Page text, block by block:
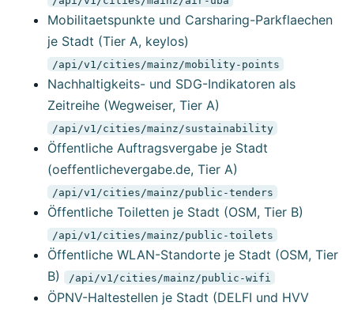
Mobilitaetspunkte und Carsharing-Parkflaechen
je Stadt (Tier A, keylos)
/api/v1/cities/mainz/mobility-points
Nachhaltigkeits- und SDG-Indikatoren als
Zeitreihe (Wegweiser, Tier A)
/api/v1/cities/mainz/sustainability
Öffentliche Auftragsvergabe je Stadt
(oeffentlichevergabe.de, Tier A)
/api/v1/cities/mainz/public-tenders
Öffentliche Toiletten je Stadt (OSM, Tier B)
/api/v1/cities/mainz/public-toilets
Öffentliche WLAN-Standorte je Stadt (OSM, Tier
B)
/api/v1/cities/mainz/public-wifi
ÖPNV-Haltestellen je Stadt (DELFI und HVV